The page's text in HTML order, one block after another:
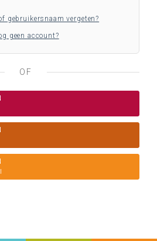
gebruikersnaam vergeten?
geen account?
OF